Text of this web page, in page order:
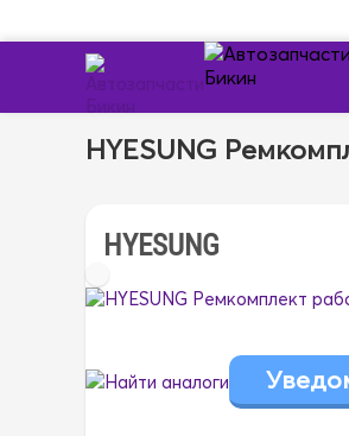
HYESUNG
HYESUNG
Найти аналоги